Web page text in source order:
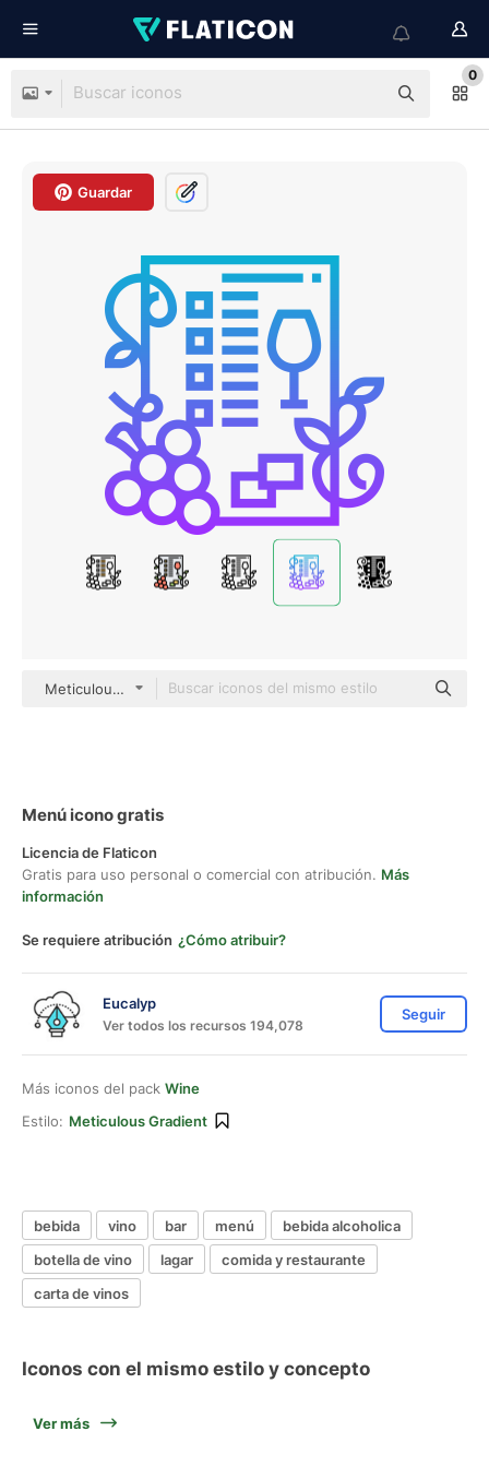
0
Guardar
Meticulous Gradient
Menú icono gratis
Licencia de Flaticon
Gratis para uso personal o comercial con atribución. Más
información
Se requiere atribución ¿Cómo atribuir?
Eucalyp
Ver todos los recursos 194,078
Seguir
Más iconos del pack Wine
Estilo: Meticulous Gradient
bebida vino bar menú
bebida alcoholica
botella de vino
lagar
comida y restaurante
carta de vinos
Iconos con el mismo estilo y concepto
Ver más